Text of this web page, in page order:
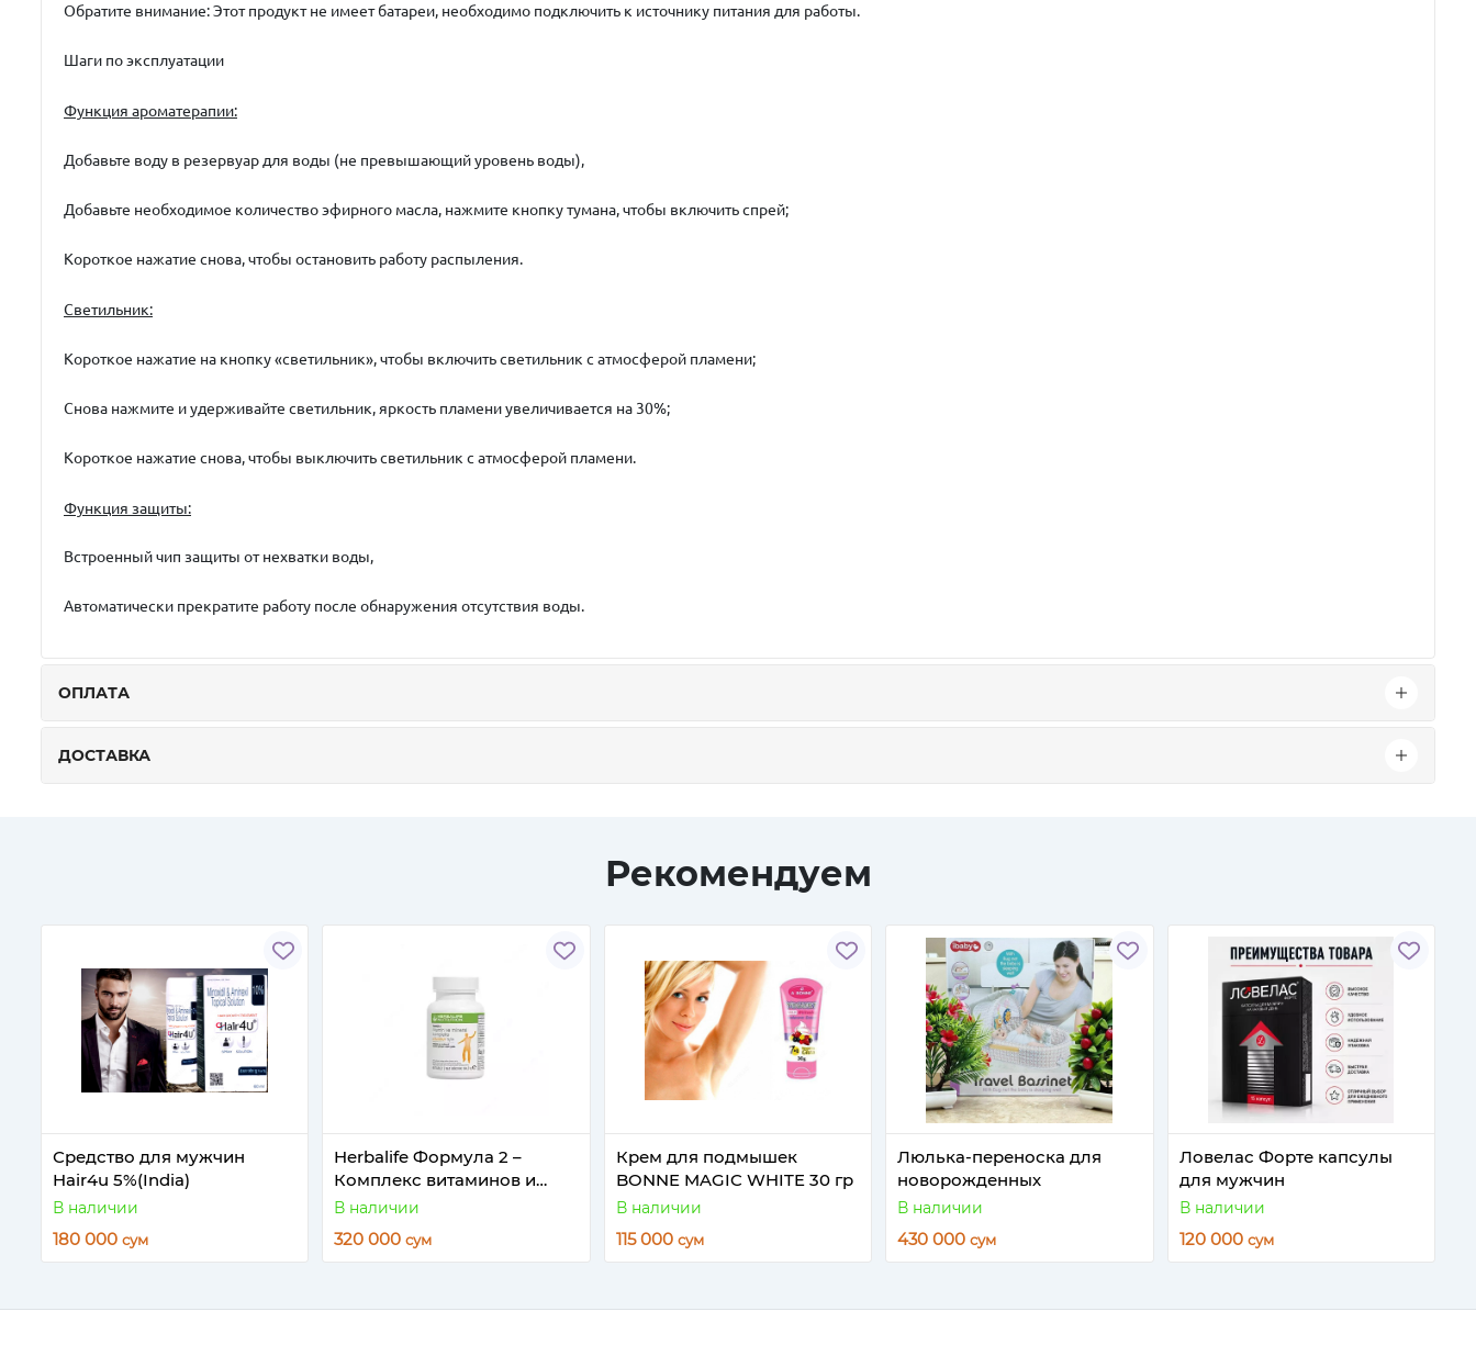
Обратите внимание: Этот продукт не имеет батареи, необходимо подключить к источнику питания для работы.
Шаги по эксплуатации
Функция ароматерапии:
Добавьте воду в резервуар для воды (не превышающий уровень воды),
Добавьте необходимое количество эфирного масла, нажмите кнопку тумана, чтобы включить спрей;
Короткое нажатие снова, чтобы остановить работу распыления.
Светильник:
Короткое нажатие на кнопку «светильник», чтобы включить светильник с атмосферой пламени;
Снова нажмите и удерживайте светильник, яркость пламени увеличивается на 30%;
Короткое нажатие снова, чтобы выключить светильник с атмосферой пламени.
Функция защиты:
Встроенный чип защиты от нехватки воды,
Автоматически прекратите работу после обнаружения отсутствия воды.
ОПЛАТА
ДОСТАВКА
Рекомендуем
Средство для мужчин
Hair4u 5%(India)
В наличии
180 000 сум
Herbalife Формула 2 –
Комплекс витаминов и
минералов для Мужчин
В наличии
320 000сум
Крем для подмышек
BONNE MAGIC WHITE 30 гр
В наличии
115 000 сум
Люлька-переноска для
новорожденных
В наличии
430 000сум
Ловелас Форте капсулы
для мужчин
В наличии
120 000 сум